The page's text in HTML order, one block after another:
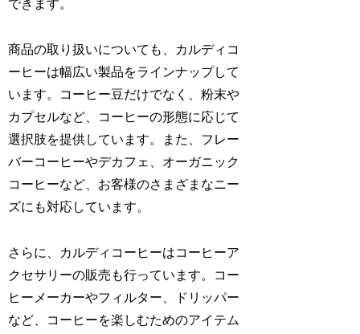
できます。
商品の取り扱いについても、カルディコ
ーヒーは幅広い製品をラインナップして
います。コーヒー豆だけでなく、粉末や
カプセルなど、コーヒーの形態に応じて
選択肢を提供しています。また、フレー
バーコーヒーやデカフェ、オーガニック
コーヒーなど、お客様のさまざまなニー
ズにも対応しています。
さらに、カルディコーヒーはコーヒーア
クセサリーの販売も行っています。コー
ヒーメーカーやフィルター、ドリッパー
など、コーヒーを楽しむためのアイテム